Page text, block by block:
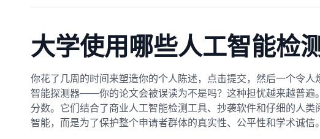
大学使用哪些人工智能检
你花了几周的时间来塑造你的个人陈述，点击提交，然后一个令
智能探测器——你的论文会被误读为不是吗？这种担忧越来越普遍
分数。它们结合了商业人工智能检测工具、抄袭软件和仔细的人
智能，而是为了保护整个申请者群体的真实性、公平性和学术诚信。